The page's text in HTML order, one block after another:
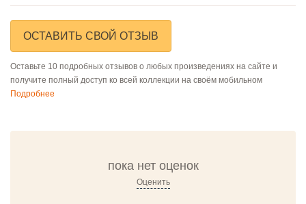
ОСТАВИТЬ СВОЙ ОТЗЫВ
Оставьте 10 подробных отзывов о любых произведениях на сайте и
получите полный доступ ко всей коллекции на своём мобильном
Подробнее
пока нет оценок
Оценить